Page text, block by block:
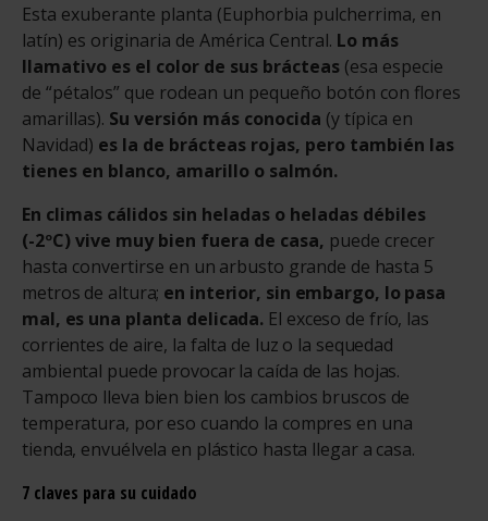
Esta exuberante planta (Euphorbia pulcherrima, en
latín) es originaria de América Central. Lo más
llamativo es el color de sus brácteas (esa especie
de “pétalos” que rodean un pequeño botón con flores
amarillas). Su versión más conocida (y típica en
Navidad) es la de brácteas rojas, pero también las
tienes en blanco, amarillo o salmón.
En climas cálidos sin heladas o heladas débiles
(-2ºC) vive muy bien fuera de casa, puede crecer
hasta convertirse en un arbusto grande de hasta 5
metros de altura; en interior, sin embargo, lo pasa
mal, es una planta delicada. El exceso de frío, las
corrientes de aire, la falta de luz o la sequedad
ambiental puede provocar la caída de las hojas.
Tampoco lleva bien bien los cambios bruscos de
temperatura, por eso cuando la compres en una
tienda, envuélvela en plástico hasta llegar a casa.
7 claves para su cuidado